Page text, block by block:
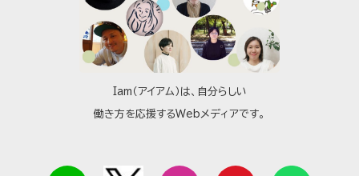
Iam（アイアム）は、自分らしい
働き方を応援するWebメディアです。